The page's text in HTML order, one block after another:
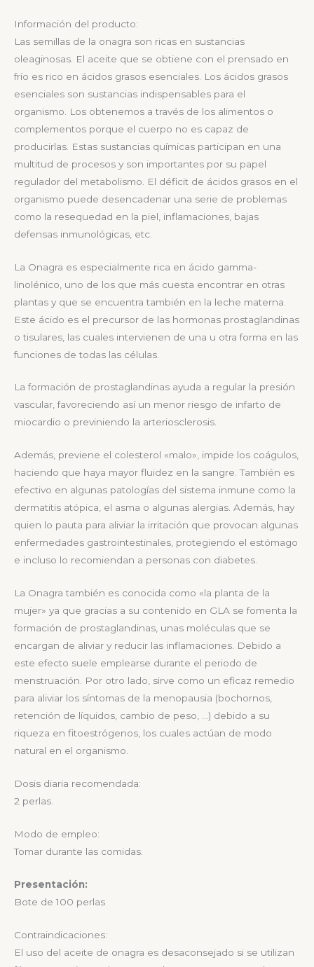
Información del producto:
Las semillas de la onagra son ricas en sustancias
oleaginosas. El aceite que se obtiene con el prensado en
frío es rico en ácidos grasos esenciales. Los ácidos grasos
esenciales son sustancias indispensables para el
organismo. Los obtenemos a través de los alimentos o
complementos porque el cuerpo no es capaz de
producirlas. Estas sustancias químicas participan en una
multitud de procesos y son importantes por su papel
regulador del metabolismo. El déficit de ácidos grasos en el
organismo puede desencadenar una serie de problemas
como la resequedad en la piel, inflamaciones, bajas
defensas inmunológicas, etc.
La Onagra es especialmente rica en ácido gamma-
linolénico, uno de los que más cuesta encontrar en otras
plantas y que se encuentra también en la leche materna.
Este ácido es el precursor de las hormonas prostaglandinas
o tisulares, las cuales intervienen de una u otra forma en las
funciones de todas las células.
La formación de prostaglandinas ayuda a regular la presión
vascular, favoreciendo así un menor riesgo de infarto de
miocardio o previniendo la arteriosclerosis.
Además, previene el colesterol «malo», impide los coágulos,
haciendo que haya mayor fluidez en la sangre. También es
efectivo en algunas patologías del sistema inmune como la
dermatitis atópica, el asma o algunas alergias. Además, hay
quien lo pauta para aliviar la irritación que provocan algunas
enfermedades gastrointestinales, protegiendo el estómago
e incluso lo recomiendan a personas con diabetes.
La Onagra también es conocida como «la planta de la
mujer» ya que gracias a su contenido en GLA se fomenta la
formación de prostaglandinas, unas moléculas que se
encargan de aliviar y reducir las inflamaciones. Debido a
este efecto suele emplearse durante el periodo de
menstruación. Por otro lado, sirve como un eficaz remedio
para aliviar los síntomas de la menopausia (bochornos,
retención de líquidos, cambio de peso, …) debido a su
riqueza en fitoestrógenos, los cuales actúan de modo
natural en el organismo.
Dosis diaria recomendada:
2 perlas.
Modo de empleo:
Tomar durante las comidas.
Presentación:
Bote de 100 perlas
Contraindicaciones:
El uso del aceite de onagra es desaconsejado si se utilizan